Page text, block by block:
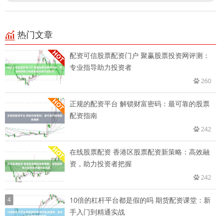
热门文章
配资可信股票配资门户 聚赢股票投资网评测：
专业指导助力投资者
260
正规的配资平台 解锁财富密码：最可靠的股票
配资指南
242
在线股票配资 香港区股票配资新策略：高效融
资，助力投资者把握
242
4
10倍的杠杆平台都是假的吗 期货配资课堂：新
手入门到精通实战